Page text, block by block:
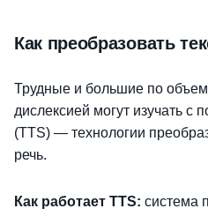
Как преобразовать
Трудные и большие по
дислексией могут изучать с
(TTS) — технологии
речь.
Как работает TTS: система